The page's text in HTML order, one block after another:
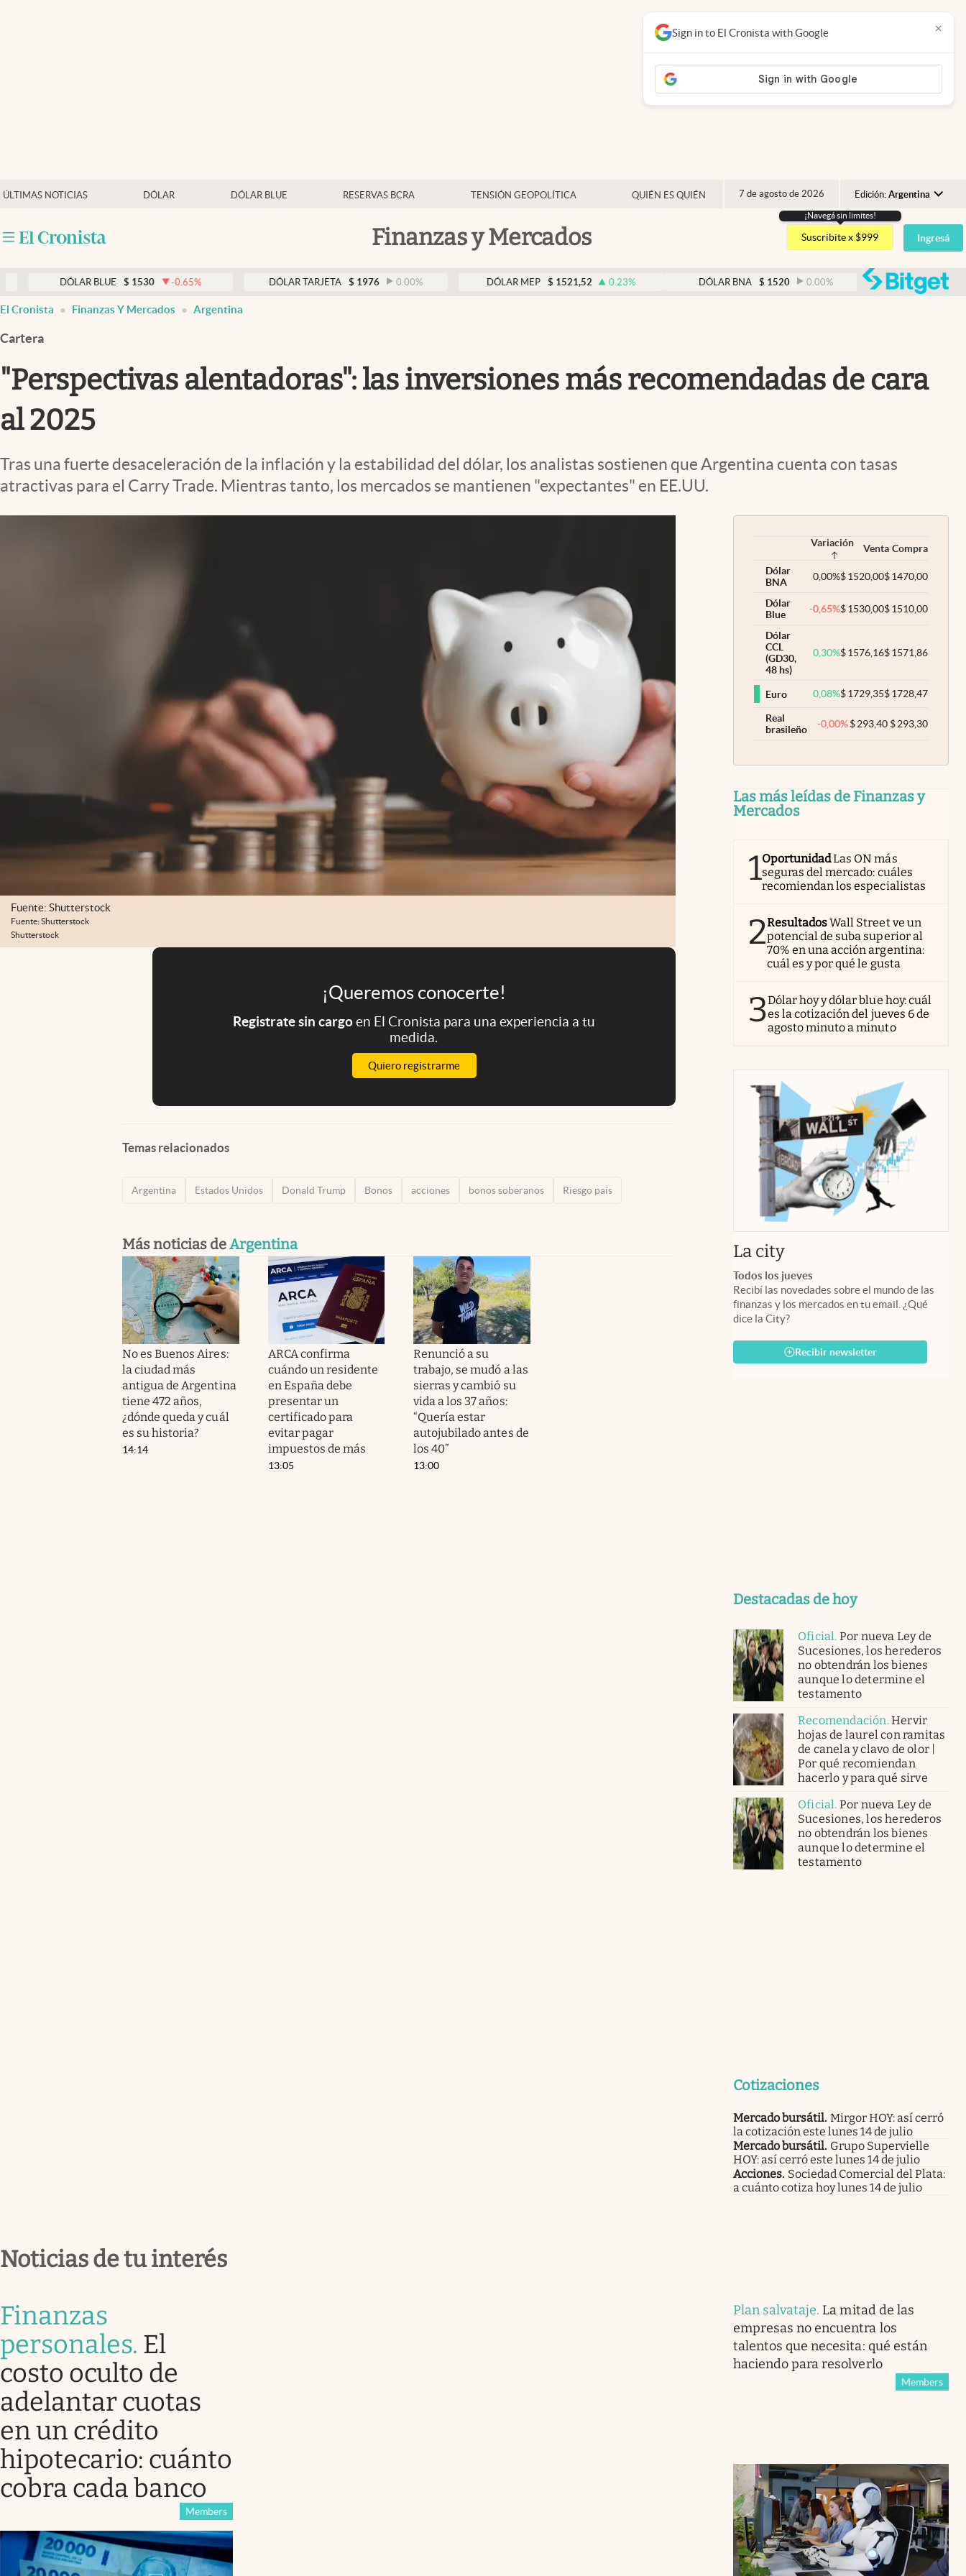
ÚLTIMAS NOTICIAS DÓLAR DÓLAR BLUE RESERVAS BCRA TENSIÓN GEOPOLÍTICA QUIÉN ES QUIÉN 7 de agosto de 2026 Edición: Argentina
Argentina
España
USA
Finanzas y Mercados
Mercados Online
Otras secciones
Clima
Mundial 2026
El Cronista Studio
Mediakit
¡Navegá sin limites!
Suscribite x $999 Ingresá
DÓLAR BLUE $ 1530 -0.65% DÓLAR TARJETA $ 1976 0.00% DÓLAR MEP $ 1521,52 0.23% DÓLAR BNA $ 1520 0.00% DÓLAR BLUE $ 1530
Sign in to El Cronista with Google ×
El Cronista Finanzas Y Mercados Argentina
Cartera
"Perspectivas alentadoras": las inversiones más recomendadas de cara
al 2025
Tras una fuerte desaceleración de la inflación y la estabilidad del dólar, los analistas sostienen que Argentina cuenta con tasas
atractivas para el Carry Trade. Mientras tanto, los mercados se mantienen "expectantes" en EE.UU.
Fuente: Shutterstock
Fuente: Shutterstock
Shutterstock
¡Queremos conocerte!
Registrate sin cargoen El Cronista para una experiencia a tu
medida.
Quiero registrarme
Temas relacionados
Argentina Estados Unidos Donald Trump Bonos acciones bonos soberanos Riesgo país
Más noticias deArgentina
No es Buenos Aires:
la ciudad más
antigua de Argentina
tiene 472 años,
¿dónde queda y cuál
es su historia?
14:14
ARCA confirma
cuándo un residente
en España debe
presentar un
certificado para
evitar pagar
impuestos de más
13:05
Renunció a su
trabajo, se mudó a las
sierras y cambió su
vida a los 37 años:
“Quería estar
autojubilado antes de
los 40”
13:00
Variación Venta Compra
Dólar
BNA
0,00%$1520,00$1470,00
Dólar
Blue
-0,65%$1530,00$1510,00
Dólar
CCL
(GD30,
48 hs)
0,30%$1576,16$1571,86
Euro 0,08%$1729,35$1728,47
Real
brasileño
-0,00% $293,40 $293,30
Las más leídas de Finanzas y
Mercados
1OportunidadLas ON más
seguras del mercado: cuáles
recomiendan los especialistas
2ResultadosWall Street ve un
potencial de suba superior al
70% en una acción argentina:
cuál es y por qué le gusta
3Dólar hoy y dólar blue hoy: cuál
es la cotización del jueves 6 de
agosto minuto a minuto
La cityabre en nueva pestaña
Todos los jueves
Recibí las novedades sobre el mundo de las
finanzas y los mercados en tu email. ¿Qué
dice la City?
Recibir newsletter
Destacadas de hoy
Oficial. Por nueva Ley de
Sucesiones, los herederos
no obtendrán los bienes
aunque lo determine el
testamento
Recomendación.Hervir
hojas de laurel con ramitas
de canela y clavo de olor |
Por qué recomiendan
hacerlo y para qué sirve
Oficial. Por nueva Ley de
Sucesiones, los herederos
no obtendrán los bienes
aunque lo determine el
testamento
Cotizaciones
Mercado bursátil. Mirgor HOY: así cerró
la cotización este lunes 14 de julio
Mercado bursátil. Grupo Supervielle
HOY: así cerró este lunes 14 de julio
Acciones. Sociedad Comercial del Plata:
a cuánto cotiza hoy lunes 14 de julio
Noticias de tu interés
Finanzas
personales. El
costo oculto de
adelantar cuotas
en un crédito
hipotecario: cuánto
cobra cada banco
Members
Plan salvataje. La mitad de las
empresas no encuentra los
talentos que necesita: qué están
haciendo para resolverlo
Members